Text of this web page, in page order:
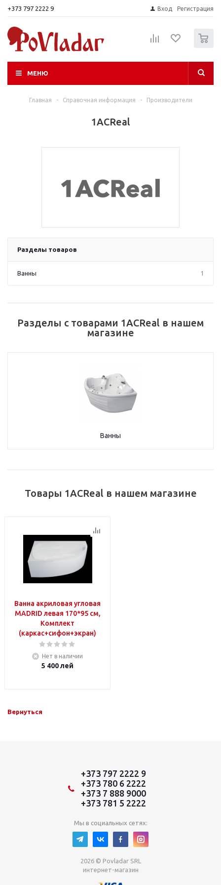
+373 797 2222 9 Вход Регистрация
МЕНЮ
Главная - Справочная информация - Производители
1ACReal
Разделы товаров
Ванны 1
Разделы с товарами 1ACReal в нашем
магазине
Ванны
Товары 1ACReal в нашем магазине
Ванна акриловая угловая
MADRID левая 170*95 см,
Комплект
(каркас+сифон+экран)
Нет в наличии
5 400лей
Вернуться
+373 797 2222 9
+373 780 6 2222
+373 7 888 9000
+373 781 5 2222
Мы в социальных сетях:
2026 © Povladar SRL
интернет-магазин